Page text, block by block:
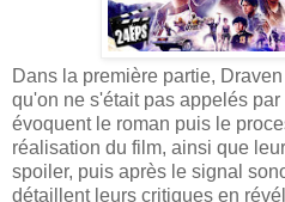
Dans la première partie,
qu'on ne s'était pas appelés
évoquent le roman puis le
réalisation du film, ainsi que
spoiler, puis après le signal
détaillent leurs critiques en